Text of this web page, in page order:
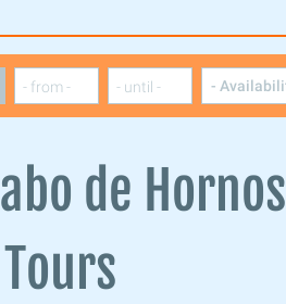
de Hornos